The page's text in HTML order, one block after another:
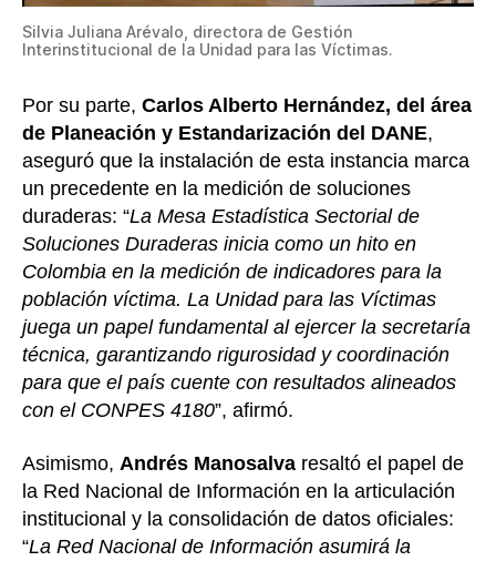
Silvia Juliana Arévalo, directora de Gestión
Interinstitucional de la Unidad para las Víctimas.
Por su parte, Carlos Alberto Hernández, del área
de Planeación y Estandarización del DANE,
aseguró que la instalación de esta instancia marca
un precedente en la medición de soluciones
duraderas: “La Mesa Estadística Sectorial de
Soluciones Duraderas inicia como un hito en
Colombia en la medición de indicadores para la
población víctima. La Unidad para las Víctimas
juega un papel fundamental al ejercer la secretaría
técnica, garantizando rigurosidad y coordinación
para que el país cuente con resultados alineados
con el CONPES 4180”, afirmó.
Asimismo, Andrés Manosalva resaltó el papel de
la Red Nacional de Información en la articulación
institucional y la consolidación de datos oficiales:
“La Red Nacional de Información asumirá la